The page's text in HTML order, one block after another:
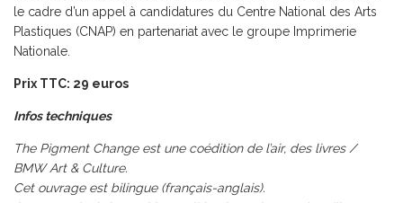
le cadre d’un appel à candidatures du Centre National des Arts
Plastiques (CNAP) en partenariat avec le groupe Imprimerie
Nationale.
Prix TTC: 29 euros
Infos techniques
The Pigment Change est une coédition de l’air, des livres /
BMW Art & Culture.
Cet ouvrage est bilingue (français-anglais).